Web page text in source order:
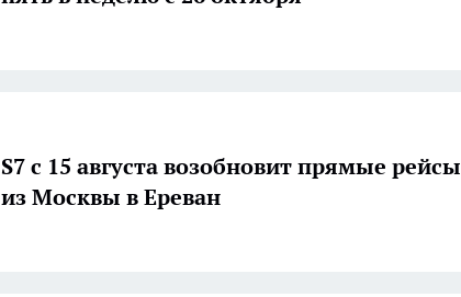
S7 с 15 августа возобновит прямые рейсы
из Москвы в Ереван